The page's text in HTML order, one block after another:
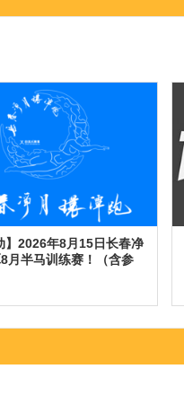
】2026年8月15日长春净
月半马训练赛！（含参